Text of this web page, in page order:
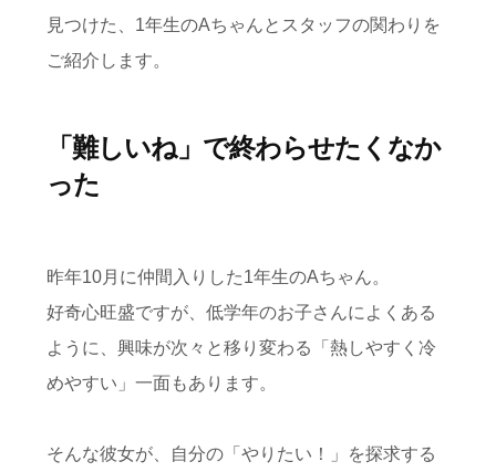
見つけた、1年生のAちゃんとスタッフの関わりを
ご紹介します。
「難しいね」で終わらせたくなか
った
昨年10月に仲間入りした1年生のAちゃん。
好奇心旺盛ですが、低学年のお子さんによくある
ように、興味が次々と移り変わる「熱しやすく冷
めやすい」一面もあります。
そんな彼女が、自分の「やりたい！」を探求する